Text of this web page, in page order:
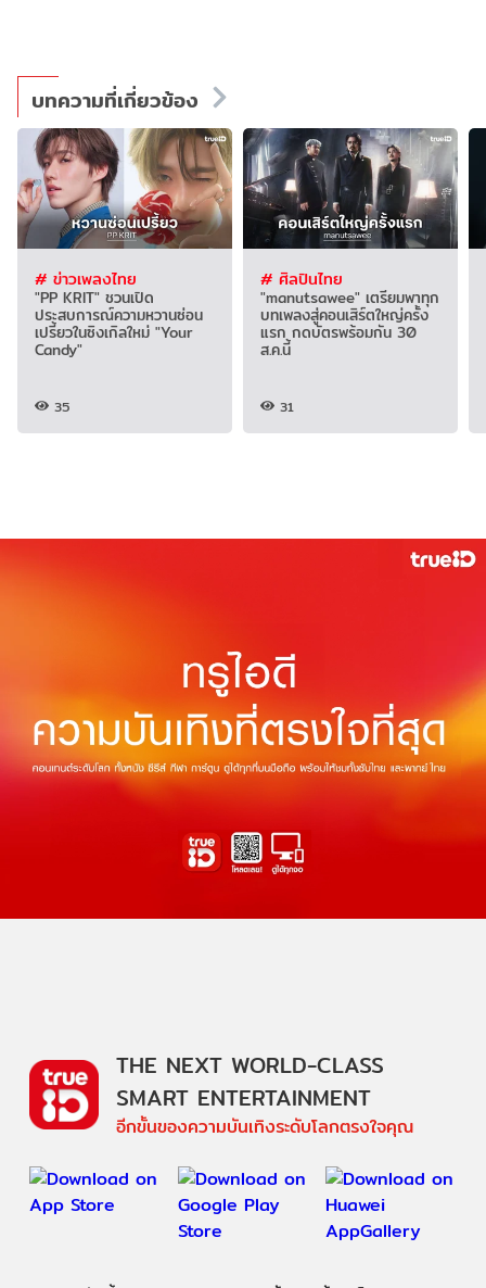
บทความที่เกี่ยวข้อง
# ข่าวเพลงไทย
"PP KRIT" ชวนเปิด
ประสบการณ์ความหวานซ่อน
เปรี้ยวในซิงเกิลใหม่ "Your
Candy"
35
# ศิลปินไทย
"manutsawee" เตรียมพาทุก
บทเพลงสู่คอนเสิร์ตใหญ่ครั้ง
แรก กดบัตรพร้อมกัน 30
ส.ค.นี้
31
THE NEXT WORLD-CLASS
SMART ENTERTAINMENT
อีกขั้นของความบันเทิงระดับโลกตรงใจคุณ